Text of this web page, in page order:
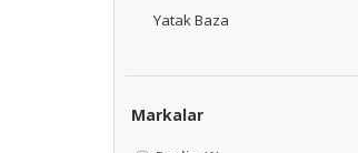
Yatak Baza
Markalar